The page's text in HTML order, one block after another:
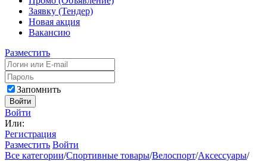
Заявку (Тендер)
Новая акция
Вакансию
Разместить
Запомнить
Войти
Войти
Или:
Регистрация
Разместить Войти
Все категории/Спортивные товары/Велоспорт/Аксессуары/